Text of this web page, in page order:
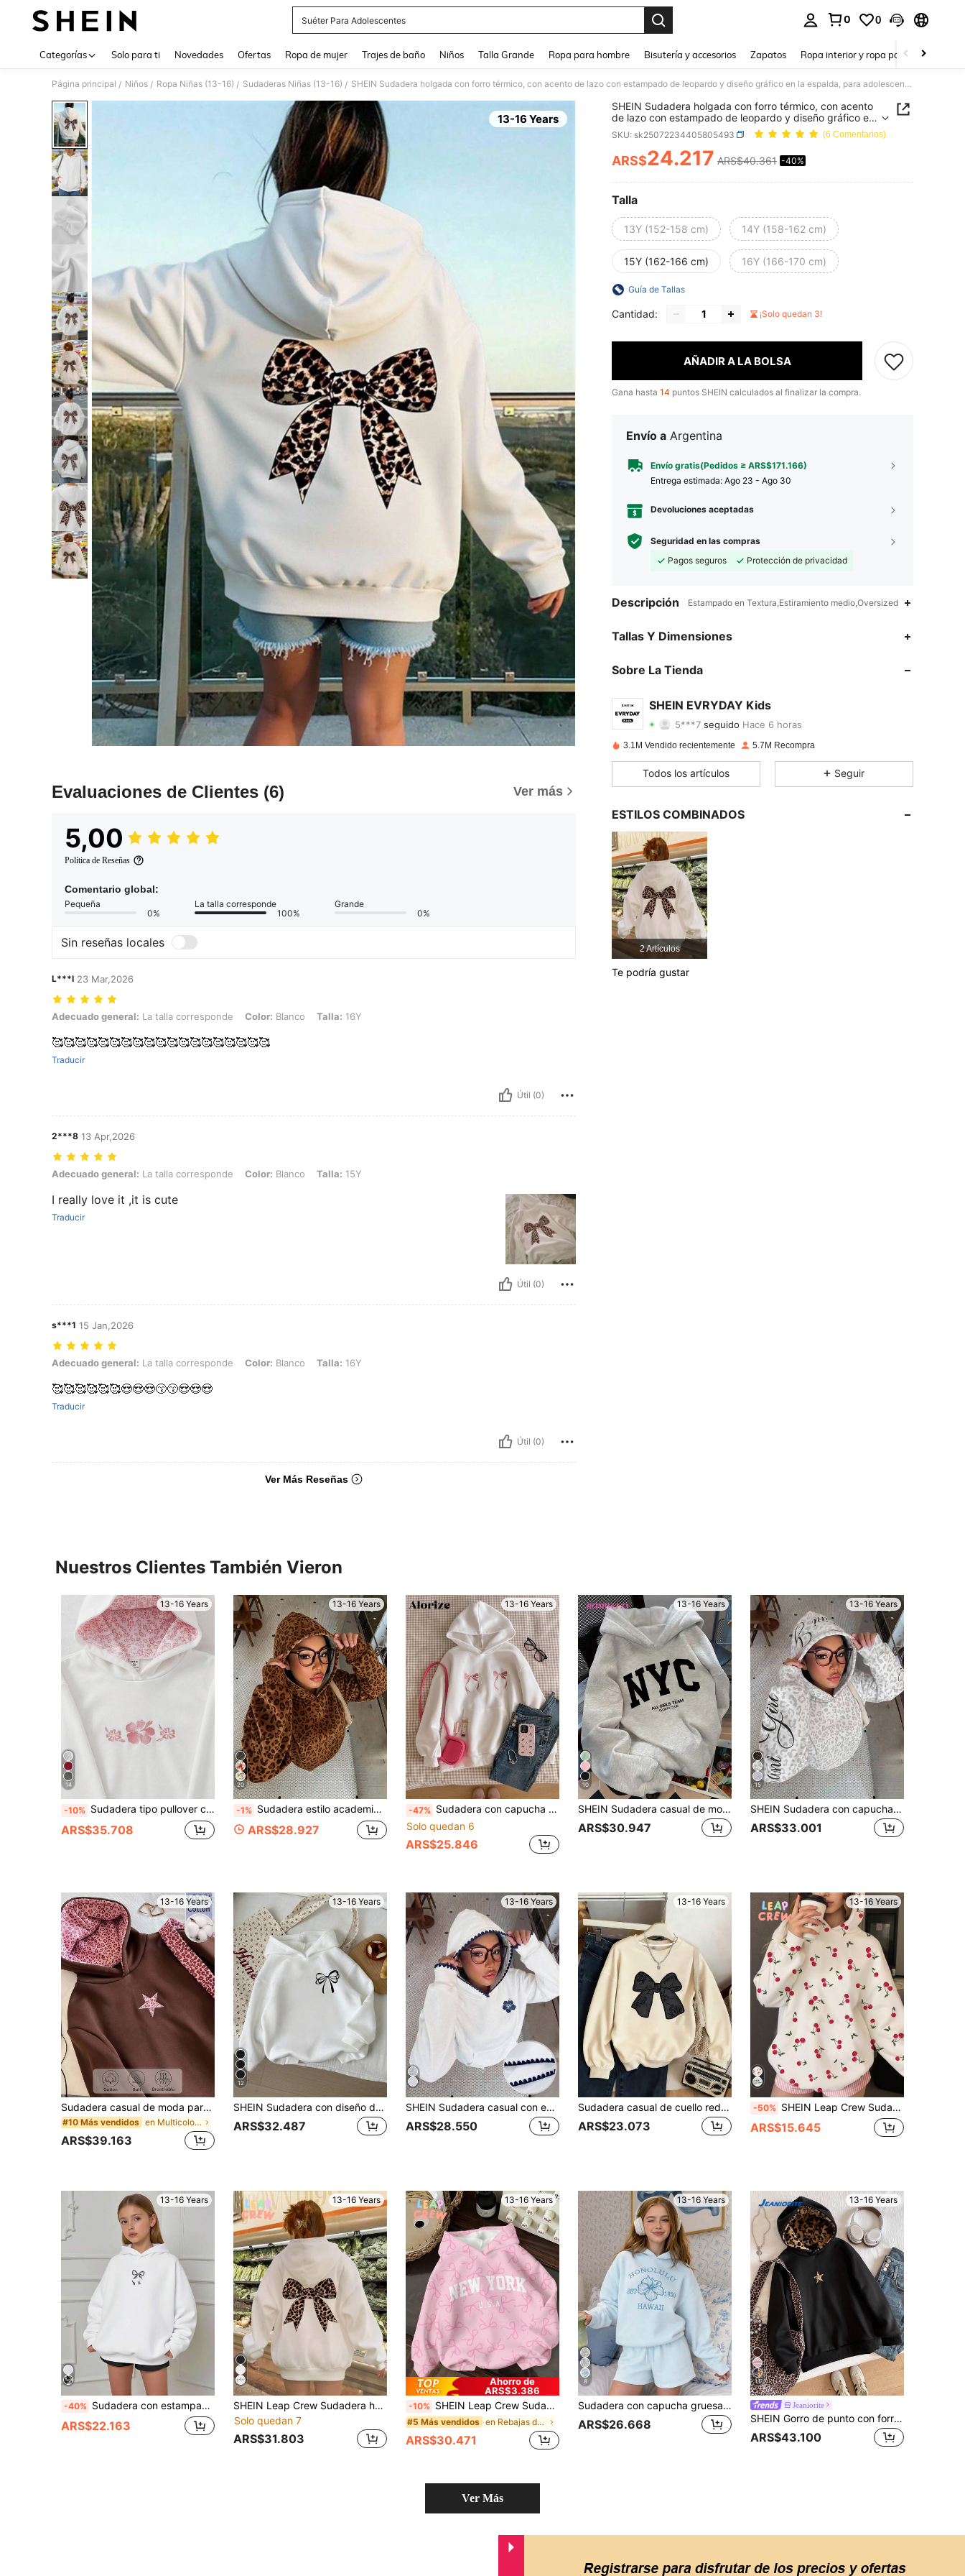
Suéter Para Adolescentes
0 0
Categorías Solo para ti Novedades Ofertas Ropa de mujer Trajes de baño Niños Talla Grande Ropa para hombre Bisutería y accesorios Zapatos Ropa interior y ropa para dormir
Página principal / Niños / Ropa Niñas (13-16) / Sudaderas Niñas (13-16) / SHEIN Sudadera holgada con forro térmico, con acento de lazo con estampado de leopardo y diseño gráfico en la espalda, para adolescentes, otoño/invierno
13-16 Years
Evaluaciones de Clientes (6) Ver más
5,00
Política de Reseñas
Comentario global:
Pequeña
0%
La talla corresponde
100%
Grande
0%
Sin reseñas locales
L***I 23 Mar,2026
Adecuado general: La talla corresponde, Color: Blanco, Talla: 16Y
Adecuado general: La talla corresponde Color: Blanco Talla: 16Y
🥰🥰🥰🥰🥰🥰🥰🥰🥰🥰🥰🥰🥰🥰🥰🥰🥰🥰🥰
Traducir
Útil (0)
2***8 13 Apr,2026
Adecuado general: La talla corresponde, Color: Blanco, Talla: 15Y
Adecuado general: La talla corresponde Color: Blanco Talla: 15Y
I really love it ,it is cute
Traducir
Útil (0)
s***1 15 Jan,2026
Adecuado general: La talla corresponde, Color: Blanco, Talla: 16Y
Adecuado general: La talla corresponde Color: Blanco Talla: 16Y
🥰🥰🥰🥰🥰🥰😍😍😍😙😙😍😍😍
Traducir
Útil (0)
Ver Más Reseñas
SHEIN Sudadera holgada con forro térmico, con acento
de lazo con estampado de leopardo y diseño gráfico en
la espalda, para adolescentes, otoño/invierno
SKU: sk25072234405805493 (6 Comentarios)
PRICE AND AVAILABILITY
ARS$24.217 ARS$40.361 -40%
Talla
13Y (152-158 cm) 14Y (158-162 cm)
15Y (162-166 cm) 16Y (166-170 cm)
Guía de Tallas
Cantidad: ¡Solo quedan 3!
AÑADIR A LA BOLSA
Gana hasta 14 puntos SHEIN calculados al finalizar la compra.
Envío a Argentina
Envío gratis(Pedidos ≥ ARS$171.166)
Entrega estimada: Ago 23 - Ago 30
Devoluciones aceptadas
Seguridad en las compras
Pagos seguros
Protección de privacidad
Descripción Estampado en Textura,Estiramiento medio,Oversized
Tallas Y Dimensiones
Sobre La Tienda
SHEIN EVRYDAY Kids
Hace 6 horas
4,95 Calificación 18KArtículos
4,95 18K 427K
4,95 18K
4,95
4,95
4,95
3.1M Vendido recientemente 5.7M Recompra
Todos los artículos Seguir
ESTILOS COMBINADOS
2 Artículos
Te podría gustar
Nuestros Clientes También Vieron
13-16 Years
14
-10% Sudadera tipo pullover casual de moda linda con bordado floral rosa para adolescentes
ARS$35.708
13-16 Years
20
-1% Sudadera estilo academia vintage con estampado de leopardo marrón, sudadera holgada minimalista casual para adolescentes con forro térmico, top de verano, adecuada para uso diario, reuniones, otoño/invierno/verano, Navidad, Año Nuevo, Acción de Gracias, fiestas, bodas, playa, ceremonia de graduación, moda
ARS$28.927
13-16 Years
-47% Sudadera con capucha casual y versátil para adolescentes, con 2 decoraciones de moños bordados en rosa en el pecho, bolsillo delantero, adecuada para caminar, deportes, viajes, se puede combinar con chaqueta, pantalones, pantalones de chándal, falda
Solo quedan 6
ARS$25.846
13-16 Years
10
SHEIN Sudadera casual de moda creativa y refrescante con eslogan gráfico minimalista negro "New York", adecuada para niñas, gris, estilo chic de ropa de calle de otoño para uso diario
ARS$30.947
13-16 Years
15
SHEIN Sudadera con capucha para adolescente, nueva para otoño/invierno, casual minimalista, de punto, color claro con estampado de leopardo, manga larga, holgada, temporada de vuelta al colegio, Y2K
ARS$33.001
13-16 Years
Sudadera casual de moda para adolescentes con bordado floral rosa lindo
#10 Más vendidos en Multicolor Sudaderas para chicas adolescentes
ARS$39.163
13-16 Years
12
SHEIN Sudadera con diseño de lazo para adolescentes, sudadera casual y cómoda minimalista con lazo, top de corte holgado, adecuado para usar en otoño/invierno, sudadera con lazo, sudadera blanca, sudadera linda para niñas en otoño
ARS$32.487
13-16 Years
SHEIN Sudadera casual con estampado floral para adolescente niña otoño/invierno
ARS$28.550
13-16 Years
Sudadera casual de cuello redondo con estampado de lazo para adolescentes, adecuada para uso diario en otoño e invierno, aplicable para temporada de campus, escuela, festival de música, vacaciones, vuelta a la escuela.
ARS$23.073
13-16 Years
-50% SHEIN Leap Crew Sudadera para adolescente, color crema blanco, patrón retro de cerezas mini, suelta y cómoda para otoño, linda, dulce 16, sudadera con gráfico, otoño, ropa para volver a la escuela
ARS$15.645
13-16 Years
-40% Sudadera con estampado de leopardo y lazo para adolescentes, base blanca, otoño
ARS$22.163
13-16 Years
SHEIN Leap Crew Sudadera holgada de manga larga con decoración de lazo de estampado de leopardo, estilo minimalista casual para adolescentes, para otoño/invierno
Solo quedan 7
ARS$31.803
13-16 Years
Ahorro de
ARS$3.386
-10% SHEIN Leap Crew Sudadera Vintage Rosa con Estampado de Lazo New York,USA para Adolescente, Estilo Ballerina Y2k, Vuelta al Cole, Casual de Otoño, Manga Larga Holgada Gruesa, Top de Invierno para Vacaciones
#5 Más vendidos en Rebajas de verano Sudaderas para chicas adolesc
ARS$30.471
13-16 Years
8
Sudadera con capucha gruesa y suave, azul menta, estilo bohemio oceánico de playa, con bordado de letra y patrón de bordado vintage casual para chicas adolescentes, adecuada para otoño/invierno, uso diario, relajado
ARS$26.668
13-16 Years
11
Jeaniorite
SHEIN Gorro de punto con forro térmico con estampado de leopardo para adolescentes, adecuado para la escuela y el uso diario
ARS$43.100
Ver Más